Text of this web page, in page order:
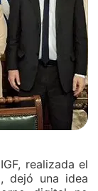
realizada el
dejó una idea